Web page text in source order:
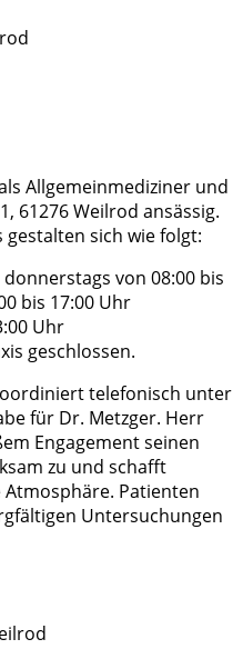
Allgemeinmediziner und
61276 Weilrod ansässig.
sich wie folgt:
von 08:00 bis
bis 17:00 Uhr
Uhr
geschlossen.
telefonisch unter
für Dr. Metzger. Herr
Engagement seinen
zu und schafft
Patienten
Untersuchungen